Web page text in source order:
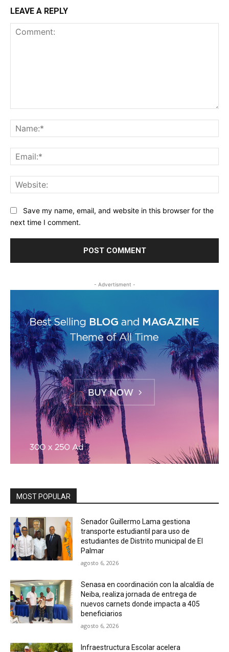
LEAVE A REPLY
Save my name, email, and website in this browser for the
next time I comment.
- Advertisment -
MOST POPULAR
Senador Guillermo Lama gestiona
transporte estudiantil para uso de
estudiantes de Distrito municipal de El
Palmar
agosto 6, 2026
Senasa en coordinación con la alcaldía de
Neiba, realiza jornada de entrega de
nuevos carnets donde impacta a 405
beneficiarios
agosto 6, 2026
Infraestructura Escolar acelera